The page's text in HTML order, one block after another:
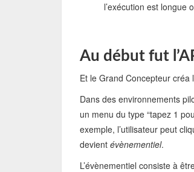
l’exécution est longue
Au début fut
Et le Grand Concepteur créa
Dans des environnements
un menu du type “tapez 1
exemple, l’utilisateur peut
devient évènementiel.
L’évènementiel consiste à